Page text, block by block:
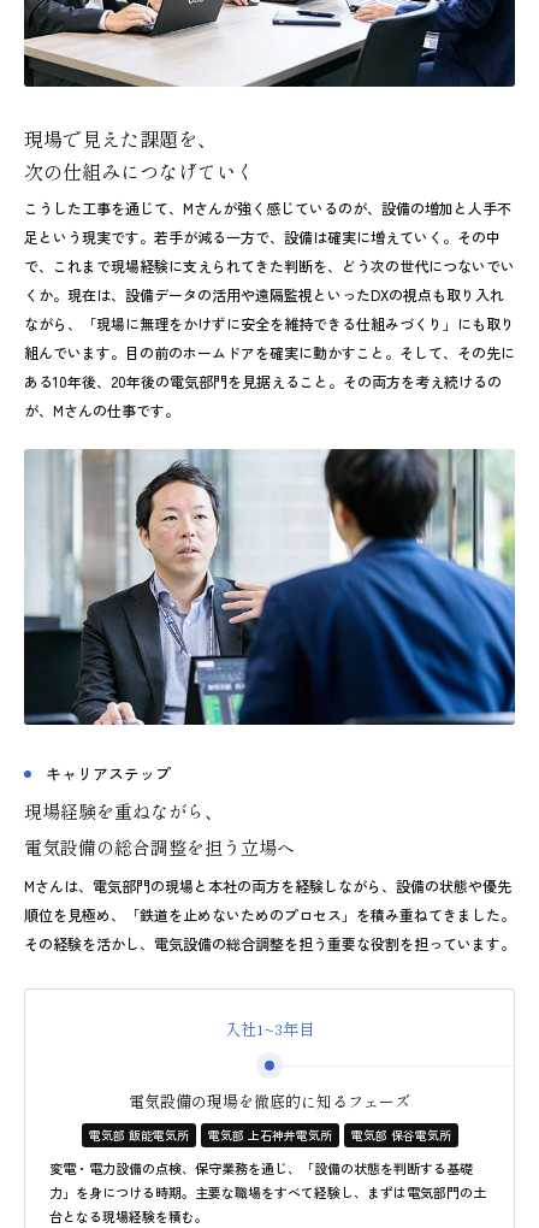
現場で見えた課題を、
次の仕組みにつなげていく
こうした工事を通じて、Mさんが強く感じているのが、設備の増加と人手不
足という現実です。若手が減る一方で、設備は確実に増えていく。その中
で、これまで現場経験に支えられてきた判断を、どう次の世代につないでい
くか。現在は、設備データの活用や遠隔監視といったDXの視点も取り入れ
ながら、「現場に無理をかけずに安全を維持できる仕組みづくり」にも取り
組んでいます。目の前のホームドアを確実に動かすこと。そして、その先に
ある10年後、20年後の電気部門を見据えること。その両方を考え続けるの
が、Mさんの仕事です。
キャリアステップ
現場経験を重ねながら、
電気設備の総合調整を担う立場へ
Mさんは、電気部門の現場と本社の両方を経験しながら、設備の状態や優先
順位を見極め、「鉄道を止めないためのプロセス」を積み重ねてきました。
その経験を活かし、電気設備の総合調整を担う重要な役割を担っています。
入社1~3年目
電気設備の現場を徹底的に知るフェーズ
電気部 飯能電気所 電気部 上石神井電気所 電気部 保谷電気所
変電・電力設備の点検、保守業務を通じ、「設備の状態を判断する基礎
力」を身につける時期。主要な職場をすべて経験し、まずは電気部門の土
台となる現場経験を積む。